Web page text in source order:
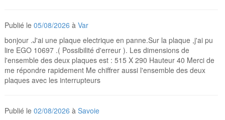
Publié le05/08/2026 àVar
bonjour .J'ai une plaque electrique en panne.Sur la plaque ,j'ai pu
lire EGO 10697 .( Possibilité d'erreur ). Les dimensions de
l'ensemble des deux plaques est : 515 X 290 Hauteur 40 Merci de
me répondre rapidement Me chiffrer aussi l'ensemble des deux
plaques avec les interrupteurs
Publié le02/08/2026 àSavoie